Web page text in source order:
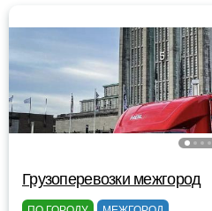
Грузоперевозки межгород